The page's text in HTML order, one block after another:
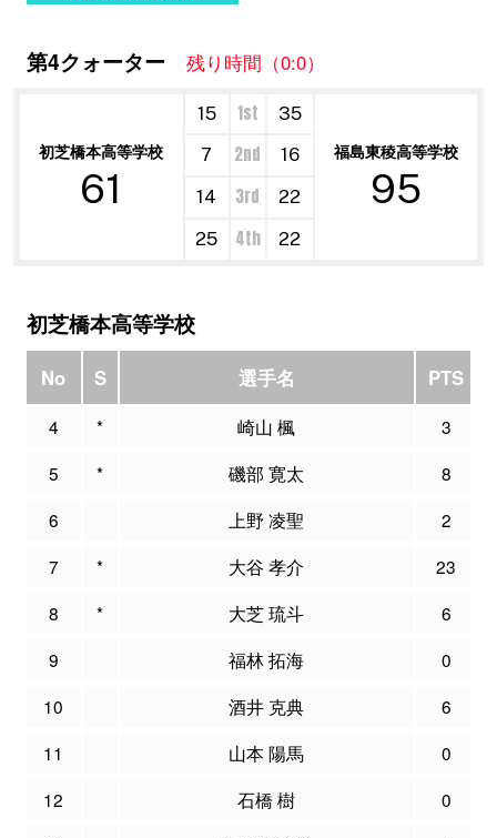
第4クォーター 残り時間（0:0）
初芝橋本高等学校
61
15 1st
35
福島東稜高等学校
95
7 2nd
16
14
3rd
22
25
4th 22
初芝橋本高等学校
No S 選手名 PTS
4 * 崎山 楓 3
5
* 磯部 寛太 8
6
上野 凌聖 2
7
* 大谷 孝介 23
8
* 大芝 琉斗 6
9
福林 拓海 0
10
酒井 克典 6
11
山本 陽馬 0
12
石橋 樹 0